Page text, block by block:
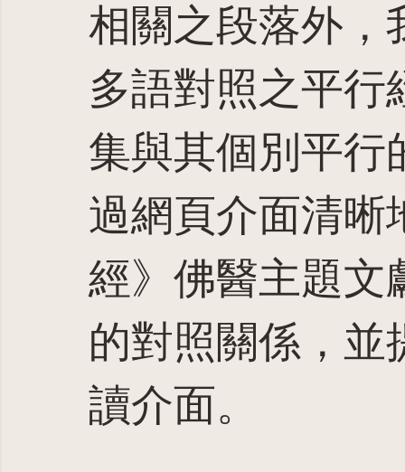
相關之段落外，
多語對照之平行
集與其個別平行
過網頁介面清晰
經》佛醫主題文
的對照關係，並
讀介面。